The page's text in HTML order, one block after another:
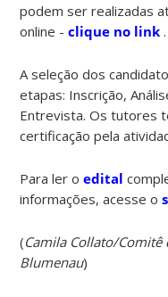
podem ser realizadas
online -clique no link .
A seleção dos
etapas: Inscrição,
Entrevista. Os tutores
certificação pela
Para ler oedital
informações, acesse o
(Camila Collato/Comitê
Blumenau)